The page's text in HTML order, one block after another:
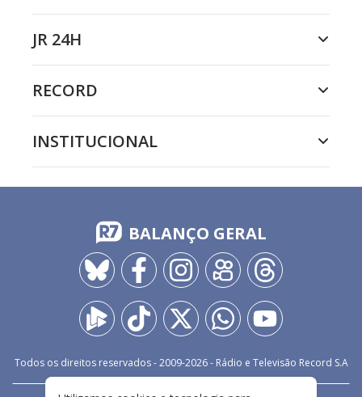
JR 24H
RECORD
INSTITUCIONAL
BALANÇO GERAL
Todos os direitos reservados - 2009-2026- Rádio e Televisão Record S.A